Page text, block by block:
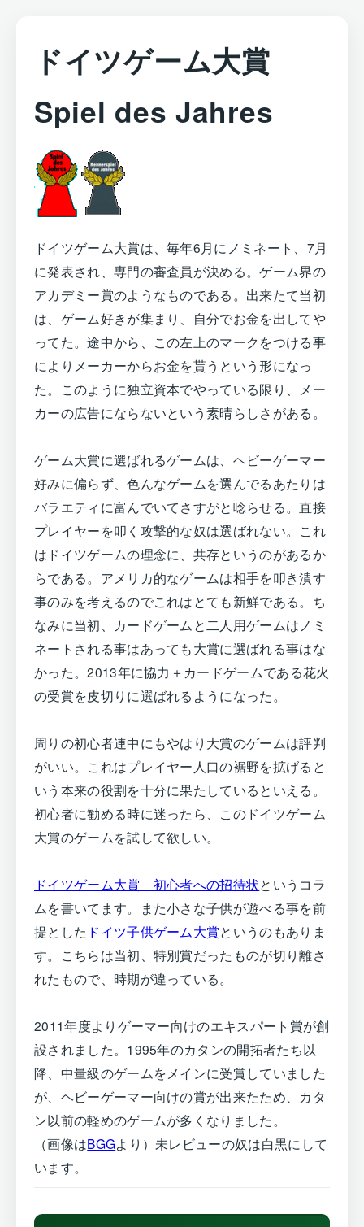
ドイツゲーム大賞
Spiel des Jahres
ドイツゲーム大賞は、毎年6月にノミネート、7月
に発表され、専門の審査員が決める。ゲーム界の
アカデミー賞のようなものである。出来たて当初
は、ゲーム好きが集まり、自分でお金を出してや
ってた。途中から、この左上のマークをつける事
によりメーカーからお金を貰うという形になっ
た。このように独立資本でやっている限り、メー
カーの広告にならないという素晴らしさがある。
ゲーム大賞に選ばれるゲームは、ヘビーゲーマー
好みに偏らず、色んなゲームを選んでるあたりは
バラエティに富んでいてさすがと唸らせる。直接
プレイヤーを叩く攻撃的な奴は選ばれない。これ
はドイツゲームの理念に、共存というのがあるか
らである。アメリカ的なゲームは相手を叩き潰す
事のみを考えるのでこれはとても新鮮である。ち
なみに当初、カードゲームと二人用ゲームはノミ
ネートされる事はあっても大賞に選ばれる事はな
かった。2013年に協力＋カードゲームである花火
の受賞を皮切りに選ばれるようになった。
周りの初心者連中にもやはり大賞のゲームは評判
がいい。これはプレイヤー人口の裾野を拡げると
いう本来の役割を十分に果たしているといえる。
初心者に勧める時に迷ったら、このドイツゲーム
大賞のゲームを試して欲しい。
ドイツゲーム大賞 初心者への招待状というコラ
ムを書いてます。また小さな子供が遊べる事を前
提とした ドイツ子供ゲーム大賞というのもありま
す。こちらは当初、特別賞だったものが切り離さ
れたもので、時期が違っている。
2011年度よりゲーマー向けのエキスパート賞が創
設されました。1995年のカタンの開拓者たち以
降、中量級のゲームをメインに受賞していました
が、ヘビーゲーマー向けの賞が出来たため、カタ
ン以前の軽めのゲームが多くなりました。
（画像はBGGより）未レビューの奴は白黒にして
います。